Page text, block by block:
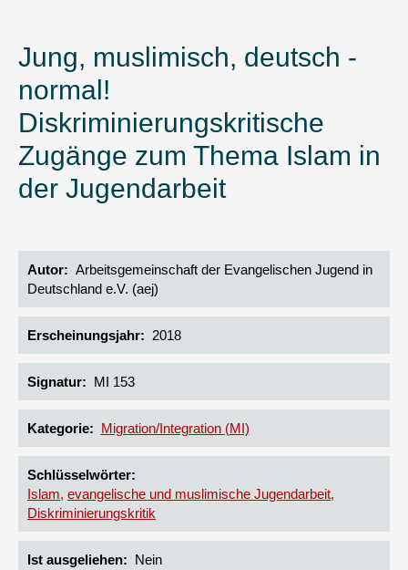
Jung, muslimisch, deutsch -
normal!
Diskriminierungskritische
Zugänge zum Thema Islam in
der Jugendarbeit
Autor
Arbeitsgemeinschaft der Evangelischen Jugend in
Deutschland e.V. (aej)
Erscheinungsjahr 2018
Signatur MI 153
Kategorie Migration/Integration (MI)
Schlüsselwörter
Islam evangelische und muslimische Jugendarbeit
Diskriminierungskritik
Ist ausgeliehen Nein